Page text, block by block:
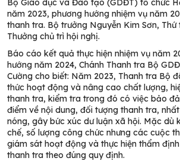
Bộ Giáo dục và Đào tạo (GDĐT) tổ chức
năm 2023, phương hướng nhiệm vụ năm
thanh tra. Bộ trưởng Nguyễn Kim Sơn,
Thưởng chủ trì hội nghị.
Báo cáo kết quả thực hiện nhiệm vụ năm
hướng năm 2024, Chánh Thanh tra Bộ
Cường cho biết: Năm 2023, Thanh tra Bộ
thức hoạt động và nâng cao chất lượng,
thanh tra, kiểm tra trong đó có việc bảo
điểm về nội dung, đối tượng thanh tra,
nóng, gây bức xúc dư luận xã hội. Mặc dù
chế, số lượng công chức nhưng các cuộc
giám sát hoạt động và thực hiện thẩm
thanh tra theo đúng quy định.